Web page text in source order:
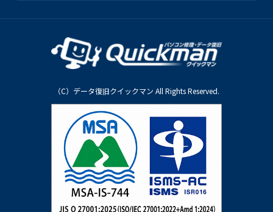
（C）データ復旧クイックマン All Rights Reserved.